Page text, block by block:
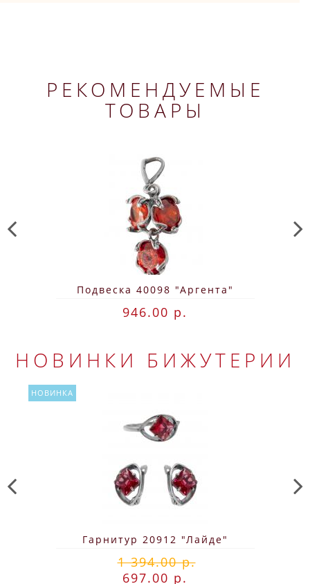
РЕКОМЕНДУЕМЫЕ
ТОВАРЫ
Подвеска 40098 "Аргента"
946.00 р.
НОВИНКИ БИЖУТЕРИИ
НОВИНКА
Гарнитур 20912 "Лайде"
1 394.00 р.
697.00 р.